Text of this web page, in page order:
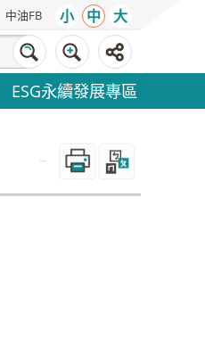
中油FB 小 中 大
ESG永續發展專區